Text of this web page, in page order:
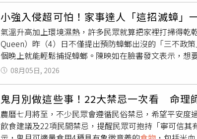
待，並強調30年執業生涯從未接獲投訴。然而審裁庭
其除名，並立即停職，以避免他在提出上訴期間繼續執
希望有台灣山友能幫忙帶高蛋白粉、益生菌、維他命C
付費用。沒想到貼文曝光後，很快就有台灣山友主動幫
然被捕捉然後塞了一堆保健品，而且都深藏功與名，不
膠、堅果棒、蛋白棒、點心，甚至還有人特地帶了
不適，竟還有山友貼心送上類固醇藥物，讓她暖心笑說
感動。（圖／翻攝自Threads／@______peipei）還
自Threads／@______peipei）原PO坦言，一開始發文
麼多陌生人的幫助，她感性表示，身體雖然十分疲憊，
就會知道那是一塊寶島，全世界只有台灣人會這樣，我
富士山的注意事項，並整理成旅客篇與工作篇，讓想
小強入侵超可怕！家事達人「這招滅蟑」
氣溫升高加上環境濕熱，許多民眾就算把家裡打掃得
Queen）昨（4）日不僅提出預防蟑螂出沒的「三不政
個晚上就能輕鬆捕捉蟑螂。陳映如在臉書發文表示，
好環境，做到三大防護原則：不給住、不給水、不給
潔劑對準蟑螂噴灑，利用其中的界面活性劑破壞蟑螂體
有害氣體。針對不敢親自打蟑螂的民眾，陳映如更分
少許喝剩的啤酒倒入瓶身中，選擇瓶口大小適中、能
08月05日, 2026
鬼月別做這些事！22大禁忌一次看 命理
農曆七月將至，不少民眾會遵循民俗禁忌，希望平安
飲食建議及22項民間禁忌，提醒民眾可抱持「寧可信